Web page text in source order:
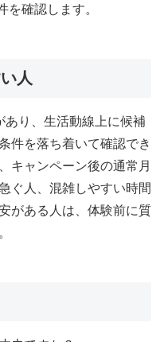
を確認します。
人
あり、生活動線上に候補
件を落ち着いて確認でき
キャンペーン後の通常月
ぐ人、混雑しやすい時間
がある人は、体験前に質